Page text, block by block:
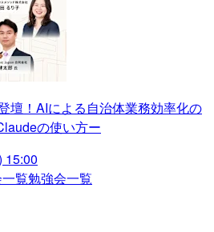
壇！AIによる自治体業務効率化の
の使い方ー
15:00
覧勉強会一覧